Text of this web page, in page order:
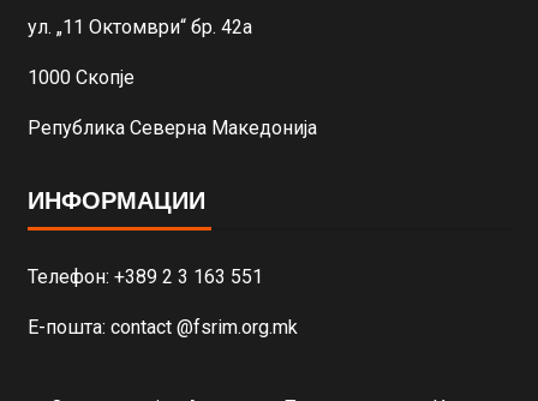
ул. „11 Октомври“ бр. 42а
1000 Скопје
Република Северна Македонија
ИНФОРМАЦИИ
Телефон: +389 2 3 163 551
Е-пошта: contact @fsrim.org.mk